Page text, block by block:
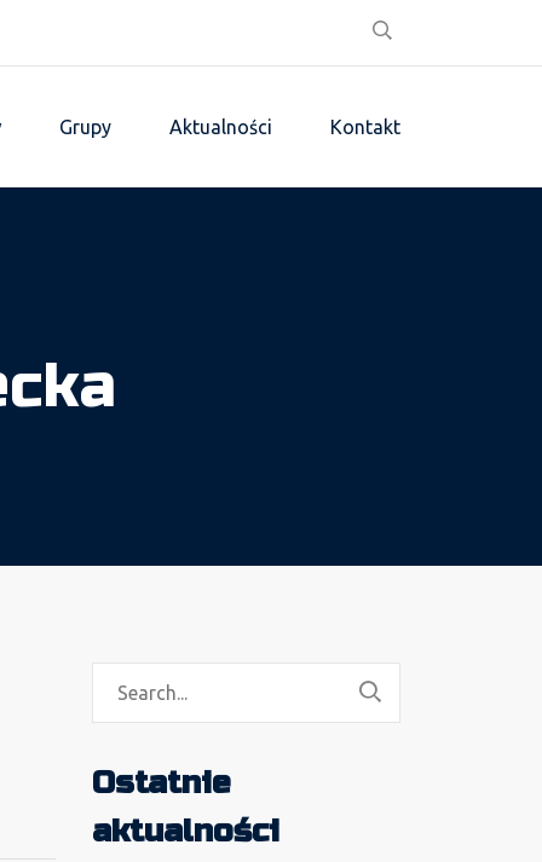
Grupy Aktualności Kontakt
Ostatnie
aktualności